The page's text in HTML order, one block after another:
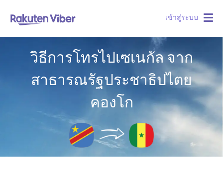
เข้าสู่ระบบ
วิธีการโทรไปเซเนกัล จาก
สาธารณรัฐประชาธิปไตย
คองโก